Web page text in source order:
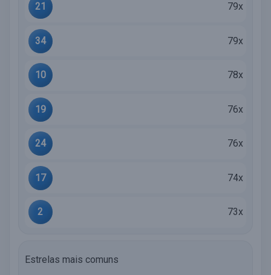
21 79x
34 79x
10 78x
19 76x
24 76x
17 74x
2 73x
Estrelas mais comuns